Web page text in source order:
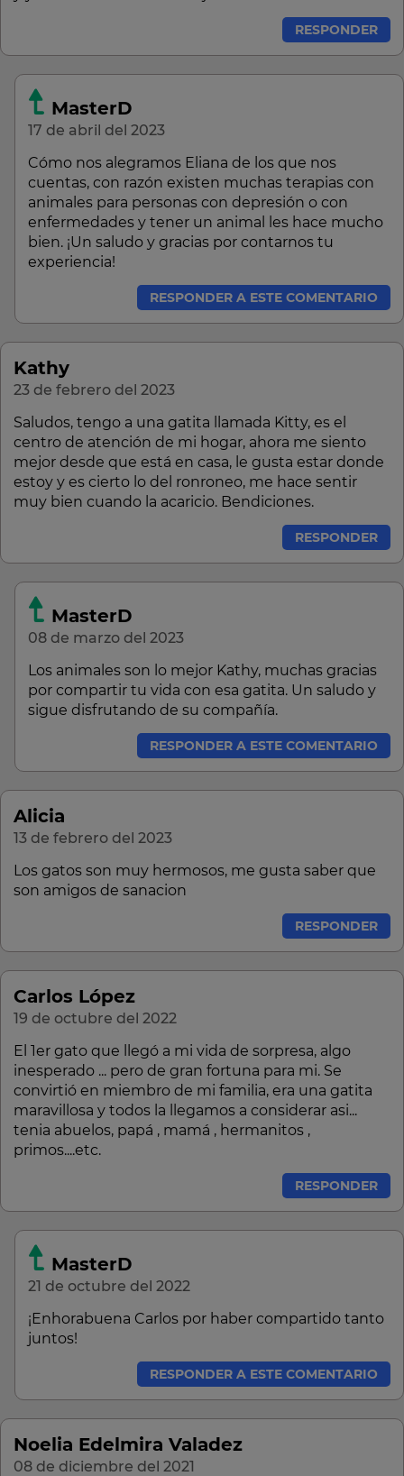
RESPONDER
MasterD
17 de abril del 2023
Cómo nos alegramos Eliana de los que nos
cuentas, con razón existen muchas terapias con
animales para personas con depresión o con
enfermedades y tener un animal les hace mucho
bien. ¡Un saludo y gracias por contarnos tu
experiencia!
RESPONDER A ESTE COMENTARIO
Kathy
23 de febrero del 2023
Saludos, tengo a una gatita llamada Kitty, es el
centro de atención de mi hogar, ahora me siento
mejor desde que está en casa, le gusta estar donde
estoy y es cierto lo del ronroneo, me hace sentir
muy bien cuando la acaricio. Bendiciones.
RESPONDER
MasterD
08 de marzo del 2023
Los animales son lo mejor Kathy, muchas gracias
por compartir tu vida con esa gatita. Un saludo y
sigue disfrutando de su compañía.
RESPONDER A ESTE COMENTARIO
Alicia
13 de febrero del 2023
Los gatos son muy hermosos, me gusta saber que
son amigos de sanacion
RESPONDER
Carlos López
19 de octubre del 2022
El 1er gato que llegó a mi vida de sorpresa, algo
inesperado ... pero de gran fortuna para mi. Se
convirtió en miembro de mi familia, era una gatita
maravillosa y todos la llegamos a considerar asi...
tenia abuelos, papá , mamá , hermanitos ,
primos....etc.
RESPONDER
MasterD
21 de octubre del 2022
¡Enhorabuena Carlos por haber compartido tanto
juntos!
RESPONDER A ESTE COMENTARIO
Noelia Edelmira Valadez
08 de diciembre del 2021